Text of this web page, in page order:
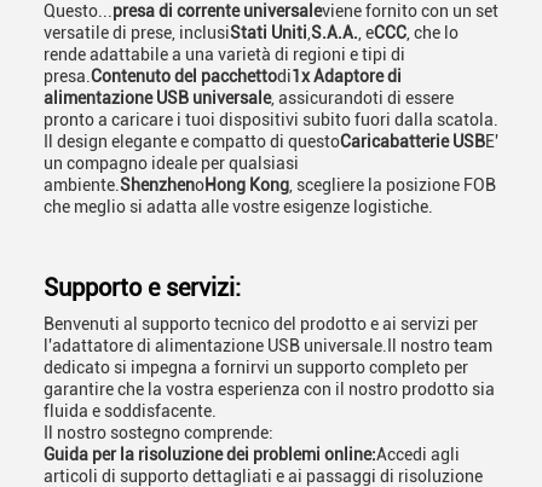
Questo... presa di corrente universaleviene fornito con un set
versatile di prese, inclusiStati Uniti S.A.A. , eCCC , che lo
rende adattabile a una varietà di regioni e tipi di
presa. Contenuto del pacchettodi1x Adaptore di
alimentazione USB universale, assicurandoti di essere
pronto a caricare i tuoi dispositivi subito fuori dalla scatola.
Il design elegante e compatto di questoCaricabatterie USBE'
un compagno ideale per qualsiasi
ambiente. ShenzhenoHong Kong , scegliere la posizione FOB
che meglio si adatta alle vostre esigenze logistiche.
Supporto e servizi:
Benvenuti al supporto tecnico del prodotto e ai servizi per
l'adattatore di alimentazione USB universale.Il nostro team
dedicato si impegna a fornirvi un supporto completo per
garantire che la vostra esperienza con il nostro prodotto sia
fluida e soddisfacente.
Il nostro sostegno comprende:
Guida per la risoluzione dei problemi online:Accedi agli
articoli di supporto dettagliati e ai passaggi di risoluzione